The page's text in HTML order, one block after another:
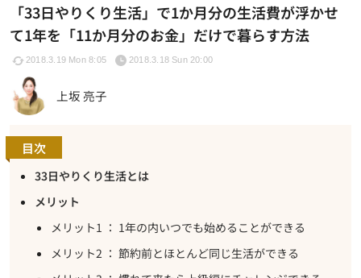
「33日やりくり生活」で1か月分の生活費が浮かせ
て1年を「11か月分のお金」だけで暮らす方法
2018.3.19 Mon 8:05 2018.3.18 Sun 20:00
上坂 亮子
目次
33日やりくり生活とは
メリット
メリット1 ： 1年の内いつでも始めることができる
メリット2 ： 節約前とほとんど同じ生活ができる